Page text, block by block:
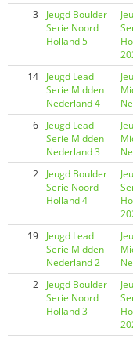
3
Jeugd Boulder
Serie Noord
Holland 5
14
Jeugd Lead
Serie Midden
Nederland 4
6
Jeugd Lead
Serie Midden
Nederland 3
2
Jeugd Boulder
Serie Noord
Holland 4
19
Jeugd Lead
Serie Midden
Nederland 2
2
Jeugd Boulder
Serie Noord
Holland 3